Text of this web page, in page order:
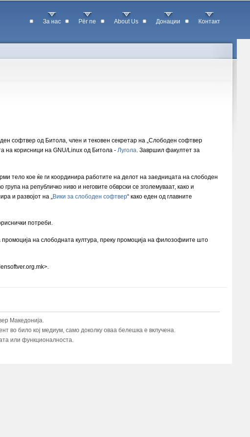
За нас Për ne About Us Донации Контакт
софтвер од Битола, член и тековен секретар на „Слободен софтвер
на корисници на GNU/Linux од Битола - Лугола. Завршил факултет за
тело кое ќе ги координира работите на делот на заедницата на слободен
на републичко ниво и неговите обврски се зголемуваат, како и
и развојот на „Вики за слободен софтвер“ како еден од главните
потреби.
на слободната култура, преку промоција на филозофиите што
Македонија.
во било кој медиум, само доколку оваа белешка е вклучена.
или функционалноста.